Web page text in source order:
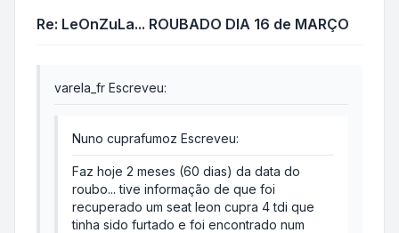
Re: LeOnZuLa... ROUBADO DIA 16 de MARÇO
varela_fr Escreveu:
Nuno cuprafumoz Escreveu:
Faz hoje 2 meses (60 dias) da data do
roubo... tive informação de que foi
recuperado um seat leon cupra 4 tdi que
tinha sido furtado e foi encontrado num